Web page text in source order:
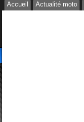
Accueil Actualité moto